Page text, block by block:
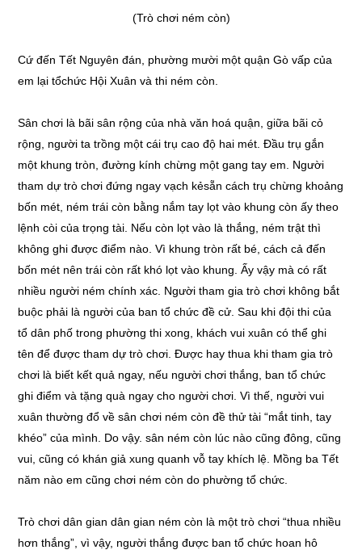
(Trò chơi ném còn)
Cứ đến Tết Nguyên đán, phường mười một quận Gò vấp của
em lại tổchức Hội Xuân và thi ném còn.
Sân chơi là bãi sân rộng của nhà văn hoá quận, giữa bãi cỏ
rộng, người ta trồng một cái trụ cao độ hai mét. Đầu trụ gắn
một khung tròn, đường kính chừng một gang tay em. Người
tham dự trò chơi đứng ngay vạch kẻsẵn cách trụ chừng khoảng
bốn mét, ném trái còn bằng nắm tay lọt vào khung còn ấy theo
lệnh còi của trọng tài. Nếu còn lọt vào là thắng, ném trật thì
không ghi được điểm nào. Vì khung tròn rất bé, cách cả đến
bốn mét nên trái còn rất khó lọt vào khung. Ấy vậy mà có rất
nhiều người ném chính xác. Người tham gia trò chơi không bắt
buộc phải là người của ban tổ chức đề cử. Sau khi đội thi của
tổ dân phố trong phường thi xong, khách vui xuân có thể ghi
tên để được tham dự trò chơi. Được hay thua khi tham gia trò
chơi là biết kết quả ngay, nếu người chơi thắng, ban tổ chức
ghi điểm và tặng quà ngay cho người chơi. Vì thế, người vui
xuân thường đổ về sân chơi ném còn đề thử tài “mắt tinh, tay
khéo” của mình. Do vậy. sân ném còn lúc nào cũng đông, cũng
vui, cũng có khán giả xung quanh vỗ tay khích lệ. Mồng ba Tết
năm nào em cũng chơi ném còn do phường tổ chức.
Trò chơi dân gian dân gian ném còn là một trò chơi “thua nhiều
hơn thắng”, vì vậy, người thắng được ban tổ chức hoan hô